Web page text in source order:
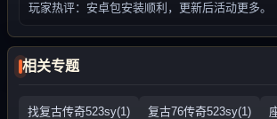
玩家热评：安卓包安装顺利，更新后活动更多。
相关专题
找复古传奇523sy(1) 复古76传奇523sy(1)